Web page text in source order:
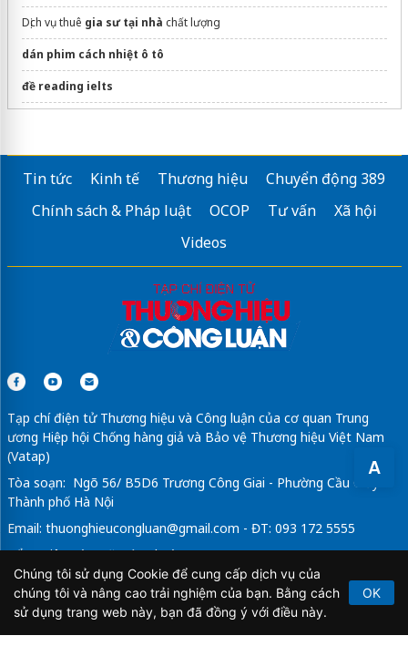
A
Dịch vụ thuê gia sư tại nhà chất lượng
dán phim cách nhiệt ô tô
đề reading ielts
https://axcelavietnam.com/tieng-anh-online-1-kem-1/
Sửa máy rửa bát bosch
Tin tức Kinh tế Thương hiệu
Chuyển động 389
Chính sách & Pháp luật
OCOP Tư vấn
Xã hội
Videos
Tạp chí điện tử Thương hiệu và Công luận của cơ quan Trung
ương Hiệp hội Chống hàng giả và Bảo vệ Thương hiệu Việt Nam
(Vatap)
Tòa soạn: Ngõ 56/ B5D6 Trương Công Giai - Phường Cầu Giấy -
Thành phố Hà Nội
Email: thuonghieucongluan@gmail.com - ĐT: 093 172 5555
Tổng Biên Tập: Vũ Đức Thuận
Giấy phép hoạt động báo chí điện tử số 64/GP-BTTTT do Bộ
Thông tin và Truyền thông cấp ngày 21/2/2020.
Chúng tôi sử dụng Cookie để cung cấp dịch vụ của
chúng tôi và nâng cao trải nghiệm của bạn. Bằng cách
sử dụng trang web này, bạn đã đồng ý với điều này.
OK